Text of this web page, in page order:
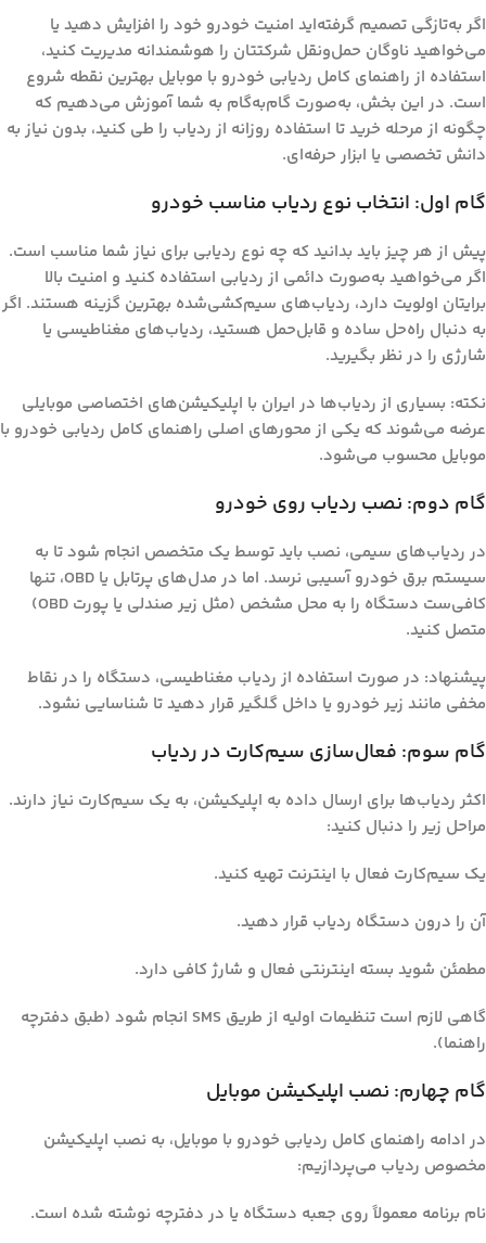
اگر به‌تازگی تصمیم گرفته‌اید امنیت خودرو خود را افزایش دهید یا
می‌خواهید ناوگان حمل‌ونقل شرکتتان را هوشمندانه مدیریت کنید،
استفاده از راهنمای کامل ردیابی خودرو با موبایل بهترین نقطه شروع
است. در این بخش، به‌صورت گام‌به‌گام به شما آموزش می‌دهیم که
چگونه از مرحله خرید تا استفاده روزانه از ردیاب را طی کنید، بدون نیاز به
دانش تخصصی یا ابزار حرفه‌ای.
گام اول: انتخاب نوع ردیاب مناسب خودرو
پیش از هر چیز باید بدانید که چه نوع ردیابی برای نیاز شما مناسب است.
اگر می‌خواهید به‌صورت دائمی از ردیابی استفاده کنید و امنیت بالا
برایتان اولویت دارد، ردیاب‌های سیم‌کشی‌شده بهترین گزینه هستند. اگر
به دنبال راه‌حل ساده و قابل‌حمل هستید، ردیاب‌های مغناطیسی یا
شارژی را در نظر بگیرید.
نکته: بسیاری از ردیاب‌ها در ایران با اپلیکیشن‌های اختصاصی موبایلی
عرضه می‌شوند که یکی از محورهای اصلی راهنمای کامل ردیابی خودرو با
موبایل محسوب می‌شود.
گام دوم: نصب ردیاب روی خودرو
در ردیاب‌های سیمی، نصب باید توسط یک متخصص انجام شود تا به
سیستم برق خودرو آسیبی نرسد. اما در مدل‌های پرتابل یا OBD، تنها
کافی‌ست دستگاه را به محل مشخص (مثل زیر صندلی یا پورت OBD)
متصل کنید.
پیشنهاد: در صورت استفاده از ردیاب مغناطیسی، دستگاه را در نقاط
مخفی مانند زیر خودرو یا داخل گلگیر قرار دهید تا شناسایی نشود.
گام سوم: فعال‌سازی سیم‌کارت در ردیاب
اکثر ردیاب‌ها برای ارسال داده به اپلیکیشن، به یک سیم‌کارت نیاز دارند.
مراحل زیر را دنبال کنید:
یک سیم‌کارت فعال با اینترنت تهیه کنید.
آن را درون دستگاه ردیاب قرار دهید.
مطمئن شوید بسته اینترنتی فعال و شارژ کافی دارد.
گاهی لازم است تنظیمات اولیه از طریق SMS انجام شود (طبق دفترچه
راهنما).
گام چهارم: نصب اپلیکیشن موبایل
در ادامه راهنمای کامل ردیابی خودرو با موبایل، به نصب اپلیکیشن
مخصوص ردیاب می‌پردازیم:
نام برنامه معمولاً روی جعبه دستگاه یا در دفترچه نوشته شده است.